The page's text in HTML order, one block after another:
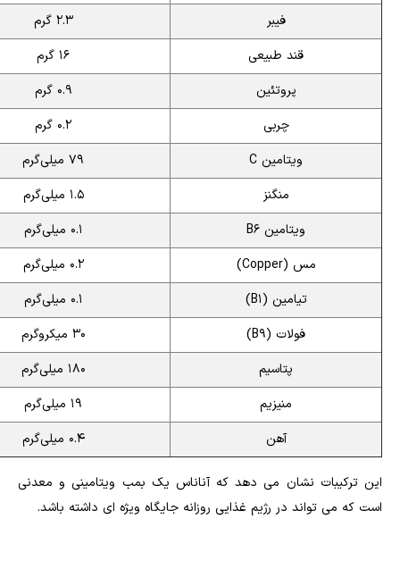
فیبر
۲.۳ گرم
قند طبیعی
۱۶ گرم
پروتئین
۰.۹ گرم
چربی
۰.۲ گرم
ویتامین C
۷۹ میلی‌گرم
منگنز
۱.۵ میلی‌گرم
ویتامین B6
۰.۱ میلی‌گرم
مس (Copper)
۰.۲ میلی‌گرم
تیامین (B1)
۰.۱ میلی‌گرم
فولات (B9)
۳۰ میکروگرم
پتاسیم
۱۸۰ میلی‌گرم
منیزیم
۱۹ میلی‌گرم
آهن
۰.۴ میلی‌گرم
این ترکیبات نشان می دهد که آناناس یک بمب ویتامینی و معدنی
است که می تواند در رژیم غذایی روزانه جایگاه ویژه ای داشته باشد.